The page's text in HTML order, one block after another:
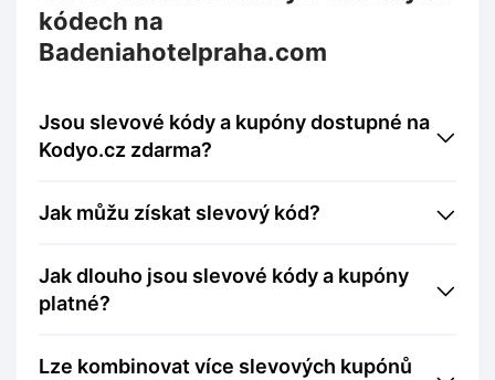
kódech na
Badeniahotelpraha.com
Jsou slevové kódy a kupóny dostupné na
Kodyo.cz zdarma?
Jak můžu získat slevový kód?
Jak dlouho jsou slevové kódy a kupóny
platné?
Lze kombinovat více slevových kupónů